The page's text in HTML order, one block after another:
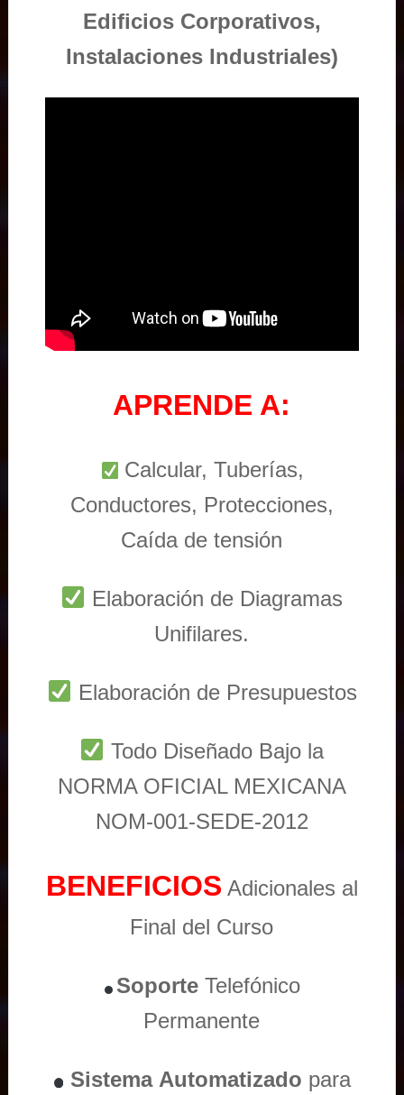
Edificios Corporativos,
Instalaciones Industriales)
APRENDE A:
Calcular, Tuberías,
Conductores, Protecciones,
Caída de tensión
Elaboración de Diagramas
Unifilares.
Elaboración de Presupuestos
Todo Diseñado Bajo la
NORMA OFICIAL MEXICANA
NOM-001-SEDE-2012
BENEFICIOS Adicionales al
Final del Curso
Soporte Telefónico
Permanente
Sistema Automatizado para